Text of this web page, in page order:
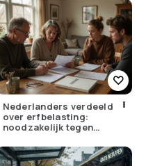
Nederlanders verdeeld
over erfbelasting:
noodzakelijk tegen